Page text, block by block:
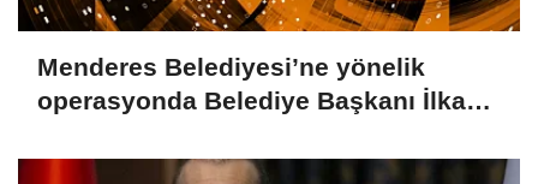
Menderes Belediyesi’ne yönelik
operasyonda Belediye Başkanı İlkay